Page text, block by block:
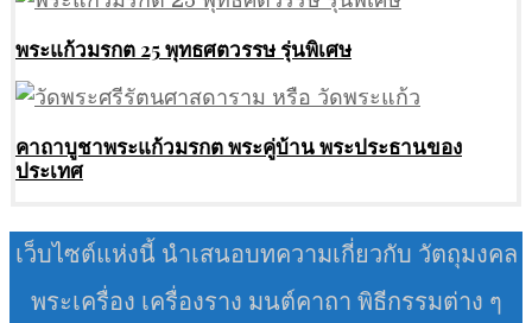
พระแก้วมรกต 25 พุทธศตวรรษ รุ่นพิเศษ
คาถาบูชาพระแก้วมรกต พระคู่บ้าน พระประธานของ
ประเทศ
เว็บไซต์แห่งนี้ นำเสนอบทความเกี่ยวกับ วัตถุมงคล
พระเครื่อง เครื่องราง มนต์คาถา พิธีกรรมต่าง ๆ